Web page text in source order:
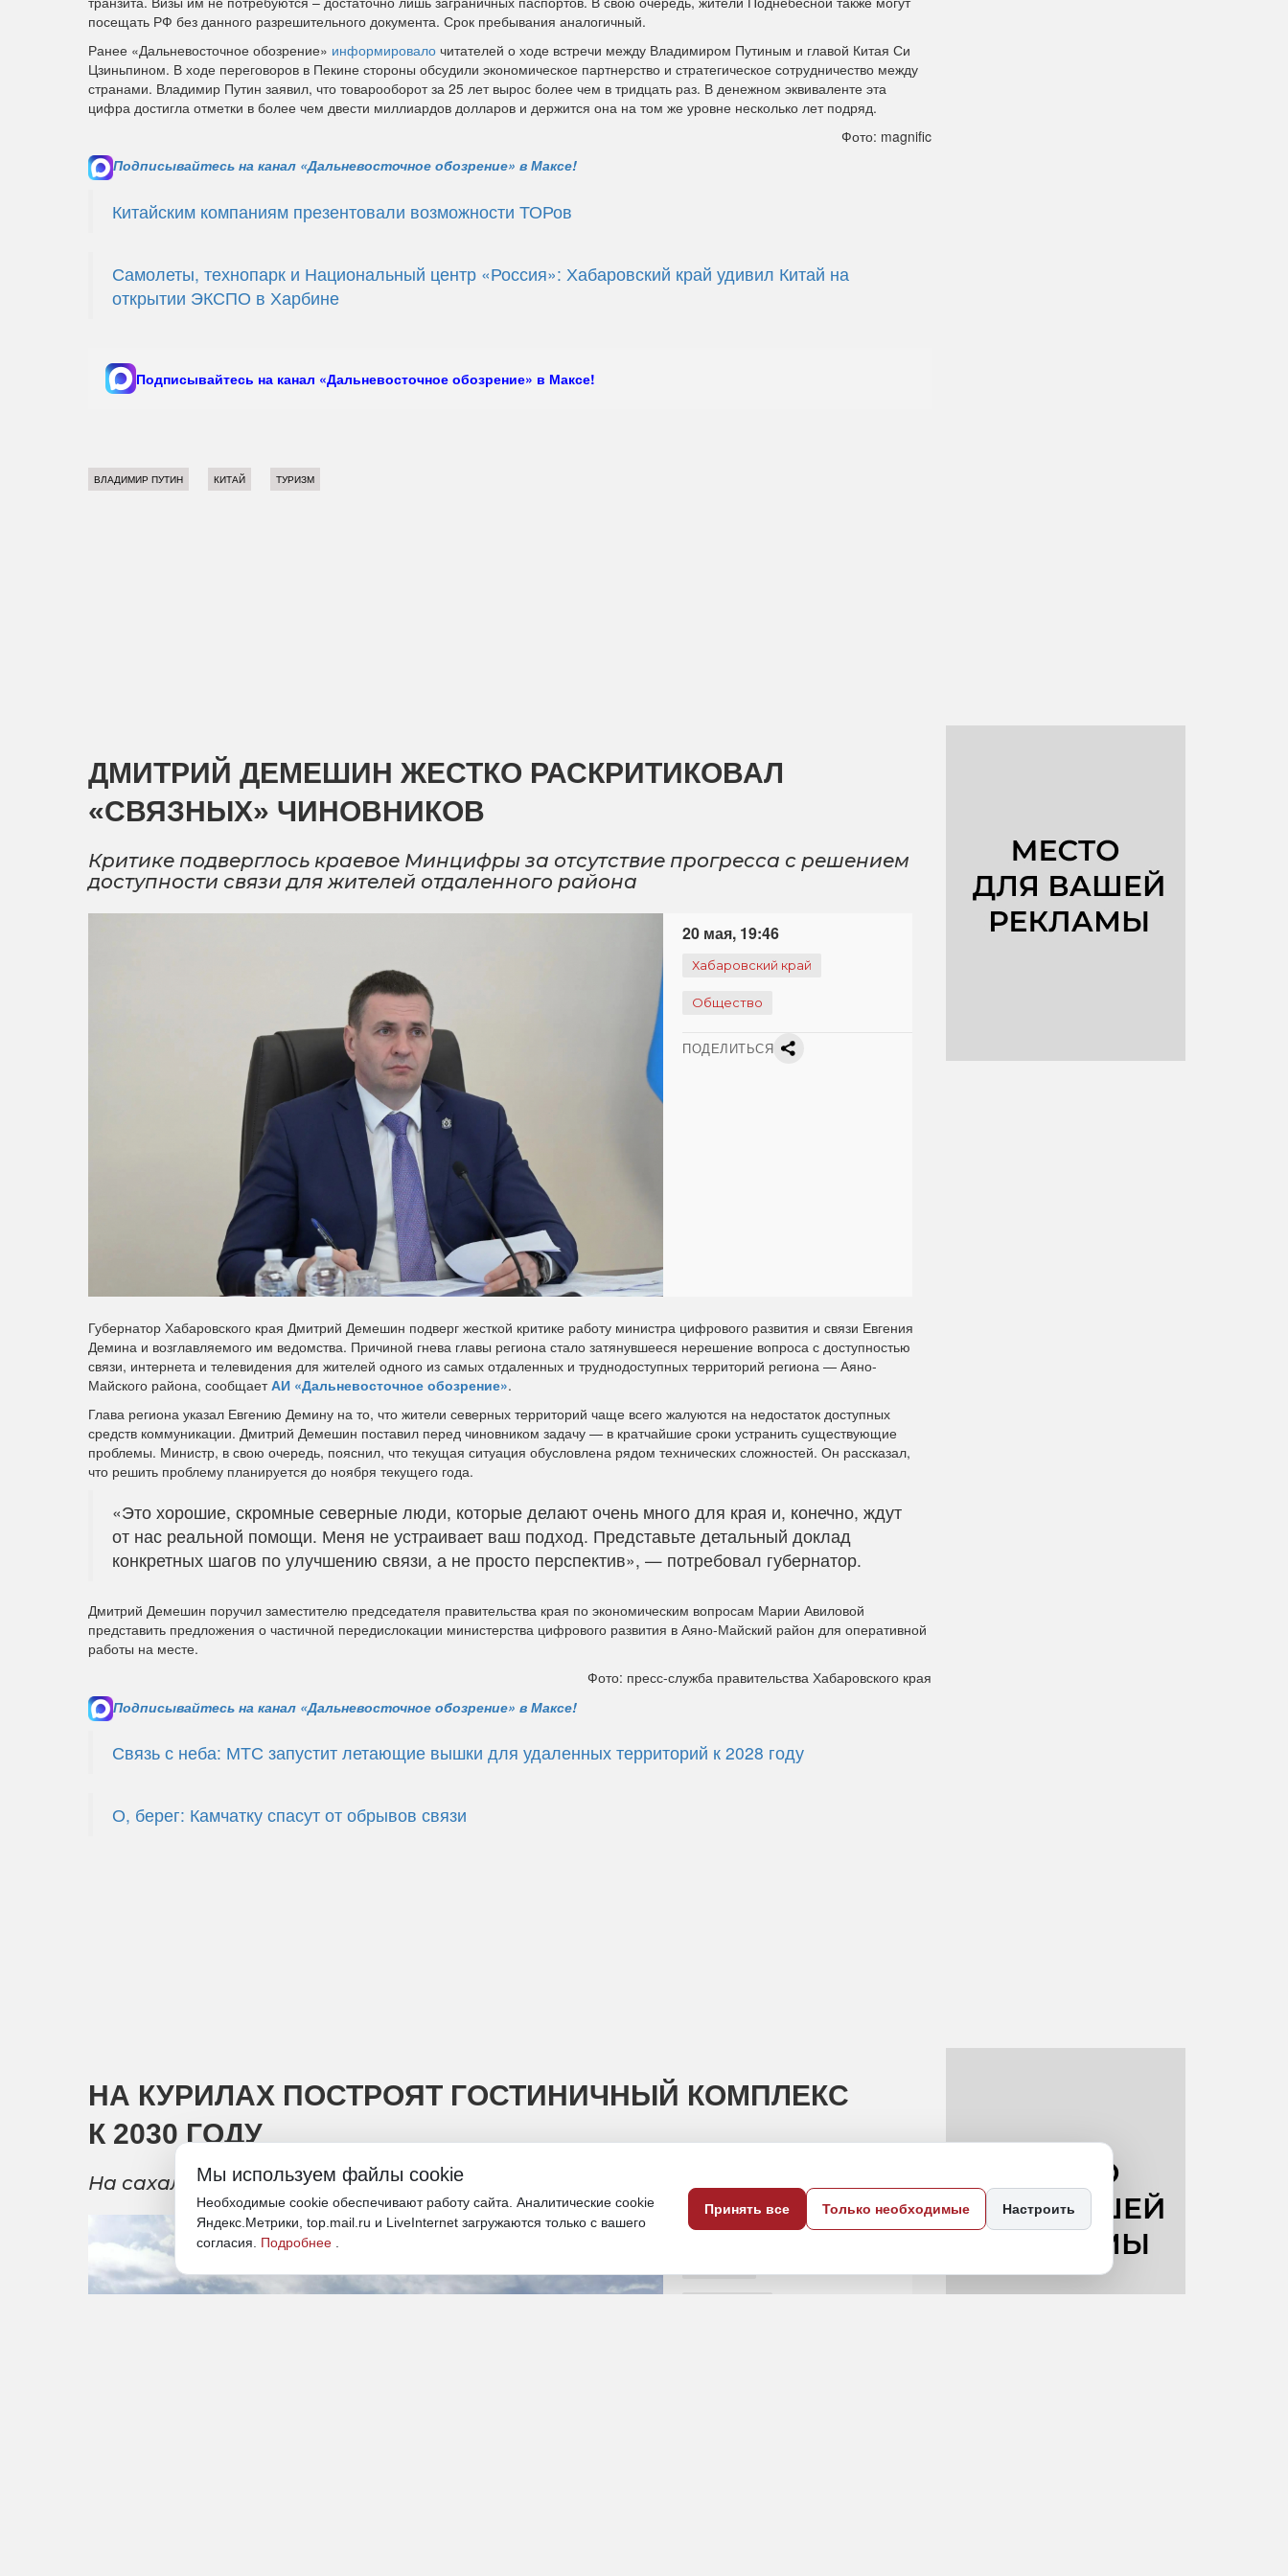
посещать РФ без данного разрешительного документа. Срок пребывания аналогичный.
Ранее «Дальневосточное обозрение» информировало читателей о ходе встречи между Владимиром Путиным и главой Китая Си
Цзиньпином. В ходе переговоров в Пекине стороны обсудили экономическое партнерство и стратегическое сотрудничество между
странами. Владимир Путин заявил, что товарооборот за 25 лет вырос более чем в тридцать раз. В денежном эквиваленте эта
цифра достигла отметки в более чем двести миллиардов долларов и держится она на том же уровне несколько лет подряд.
Фото: magnific
Подписывайтесь на канал «Дальневосточное обозрение» в Максе!
Китайским компаниям презентовали возможности ТОРов
Самолеты, технопарк и Национальный центр «Россия»: Хабаровский край удивил Китай на
открытии ЭКСПО в Харбине
Подписывайтесь на канал «Дальневосточное обозрение» в Максе!
ВЛАДИМИР ПУТИН КИТАЙ ТУРИЗМ
ДМИТРИЙ ДЕМЕШИН ЖЕСТКО РАСКРИТИКОВАЛ
«СВЯЗНЫХ» ЧИНОВНИКОВ
Критике подверглось краевое Минцифры за отсутствие прогресса с решением
доступности связи для жителей отдаленного района
20 мая, 19:46
Хабаровский край
Общество
ПОДЕЛИТЬСЯ
Губернатор Хабаровского края Дмитрий Демешин подверг жесткой критике работу министра цифрового развития и связи Евгения
Демина и возглавляемого им ведомства. Причиной гнева главы региона стало затянувшееся нерешение вопроса с доступностью
связи, интернета и телевидения для жителей одного из самых отдаленных и труднодоступных территорий региона — Аяно-
Майского района, сообщаетАИ «Дальневосточное обозрение».
Глава региона указал Евгению Демину на то, что жители северных территорий чаще всего жалуются на недостаток доступных
средств коммуникации. Дмитрий Демешин поставил перед чиновником задачу — в кратчайшие сроки устранить существующие
проблемы. Министр, в свою очередь, пояснил, что текущая ситуация обусловлена рядом технических сложностей. Он рассказал,
что решить проблему планируется до ноября текущего года.
«Это хорошие, скромные северные люди, которые делают очень много для края и, конечно, ждут
от нас реальной помощи. Меня не устраивает ваш подход. Представьте детальный доклад
конкретных шагов по улучшению связи, а не просто перспектив», — потребовал губернатор.
Дмитрий Демешин поручил заместителю председателя правительства края по экономическим вопросам Марии Авиловой
представить предложения о частичной передислокации министерства цифрового развития в Аяно-Майский район для оперативной
работы на месте.
Фото: пресс-служба правительства Хабаровского края
Подписывайтесь на канал «Дальневосточное обозрение» в Максе!
Связь с неба: МТС запустит летающие вышки для удаленных территорий к 2028 году
О, берег: Камчатку спасут от обрывов связи
НА КУРИЛАХ ПОСТРОЯТ ГОСТИНИЧНЫЙ КОМПЛЕКС
К 2030 ГОДУ
На сахалинском острове Кунашир планируют возвести четыре модульных отеля
20 мая, 19:17
Мы используем файлы cookie
Необходимые cookie обеспечивают работу сайта. Аналитические cookie
Яндекс.Метрики, top.mail.ru и LiveInternet загружаются только с вашего
согласия. Подробнее
Принять все Только необходимые Настроить